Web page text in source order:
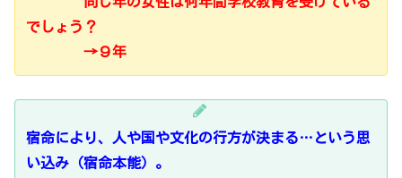
でしょう？
→９年
宿命により、人や国や文化の行方が決まる…という思
い込み（宿命本能）。